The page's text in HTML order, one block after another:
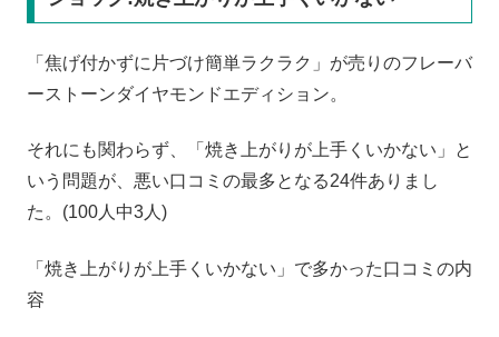
「焦げ付かずに片づけ簡単ラクラク」が売りのフレーバ
ーストーンダイヤモンドエディション。
それにも関わらず、「焼き上がりが上手くいかない」と
いう問題が、悪い口コミの最多となる24件ありまし
た。(100人中3人)
「焼き上がりが上手くいかない」で多かった口コミの内
容